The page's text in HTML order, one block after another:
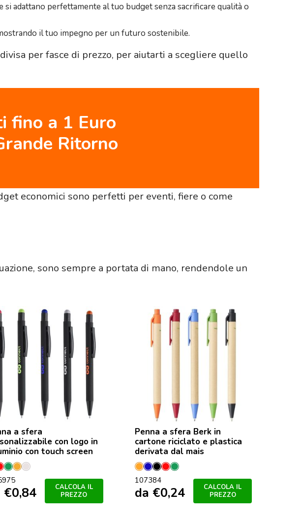
si adattano perfettamente al tuo budget senza sacrificare qualità o
il tuo impegno per un futuro sostenibile.
per fasce di prezzo, per aiutarti a scegliere quello
fino a 1 Euro
Ritorno
economici sono perfetti per eventi, fiere o come
sono sempre a portata di mano, rendendole un
a sfera
con logo in
con touch screen
Verde
Orange
Plated
€0,84
CALCOLA IL
PREZZO
Penna a sfera Berk in
cartone riciclato e plastica
derivata dal mais
Arancione
BluNero
RossoVerde
107384
da €0,24
CALCOLA IL
PREZZO